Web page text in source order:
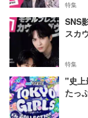
特集
SNS
スカ
特集
"史上
たっ